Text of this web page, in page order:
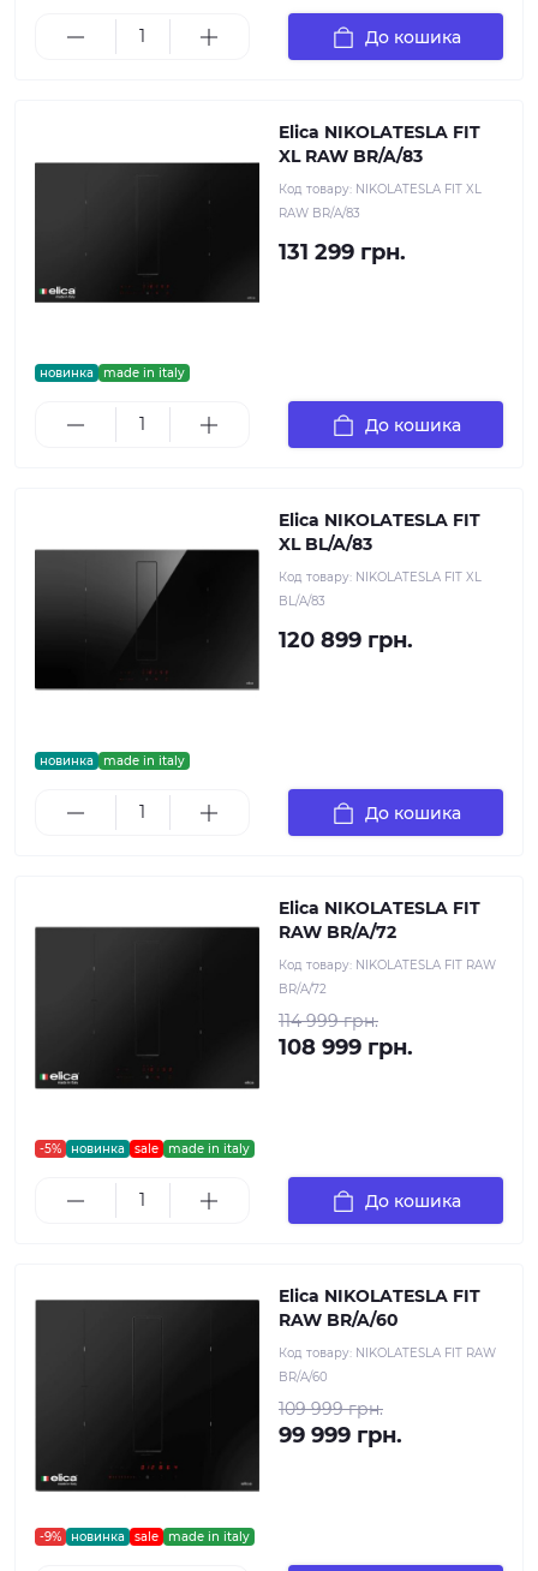
До кошика
новинка made in italy
Elica NIKOLATESLA FIT
XL RAW BR/A/83
Код товару: NIKOLATESLA FIT XL
RAW BR/A/83
131 299 грн.
До кошика
новинка made in italy
Elica NIKOLATESLA FIT
XL BL/A/83
Код товару: NIKOLATESLA FIT XL
BL/A/83
120 899 грн.
До кошика
-5% новинка sale made in italy
Elica NIKOLATESLA FIT
RAW BR/A/72
Код товару: NIKOLATESLA FIT RAW
BR/A/72
114 999 грн.
108 999 грн.
До кошика
-9% новинка sale made in italy
Elica NIKOLATESLA FIT
RAW BR/A/60
Код товару: NIKOLATESLA FIT RAW
BR/A/60
109 999 грн.
99 999 грн.